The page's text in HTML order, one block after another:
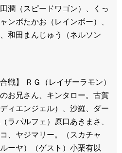
潤（スピードワゴン）、くっ
ンボたかお（レインボー）、
和田まんじゅう（ネルソン
戦】 ＲＧ（レイザーラモン）
お兄さん、キンタロー。古賀
ィエンジェル）、沙羅、ダー
ラパルフェ）原口あきまさ、
、ヤジマリー。（スカチャ
ーヤ）（ゲスト）小栗有以